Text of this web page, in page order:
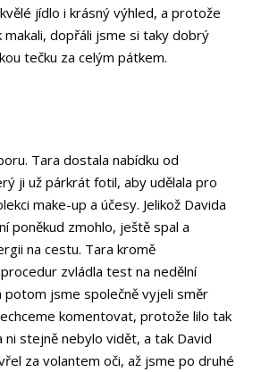
jídlo i krásný výhled, a protože
makali, dopřáli jsme si taky dobrý
tečku za celým pátkem.
Tara dostala nabídku od
ji už párkrát fotil, aby udělala pro
make-up a účesy. Jelikož Davida
poněkud zmohlo, ještě spal a
na cestu. Tara kromě
zvládla test na nedělní
potom jsme společně vyjeli směr
komentovat, protože lilo tak
ni stejně nebylo vidět, a tak David
za volantem oči, až jsme po druhé